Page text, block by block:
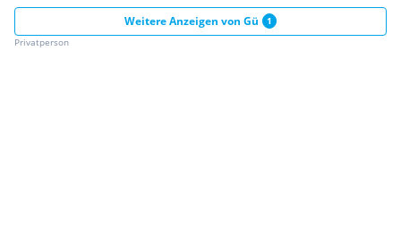
Weitere Anzeigen von Gü
1
Privatperson